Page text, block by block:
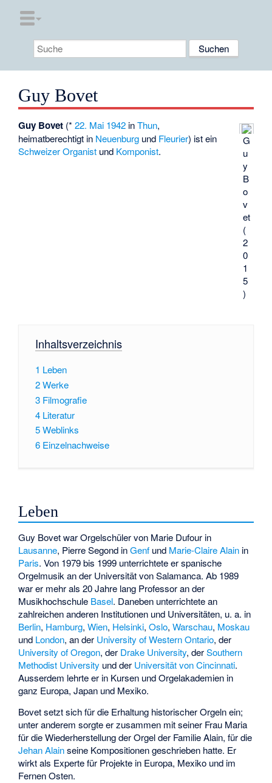
Guy Bovet
G
u
y
B
o
v
et
(
2
0
1
5
)
Guy Bovet (*22. Mai 1942 inThun,
heimatberechtigt in Neuenburg und Fleurier) ist ein
Schweizer Organist und Komponist.
Inhaltsverzeichnis
1 Leben
2Werke
3 Filmografie
4 Literatur
5Weblinks
6 Einzelnachweise
Leben
Guy Bovet war Orgelschüler von Marie Dufour in
Lausanne, Pierre Segond inGenf und Marie-Claire Alain in
Paris. Von 1979 bis 1999 unterrichtete er spanische
Orgelmusik an der Universität von Salamanca. Ab 1989
war er mehr als 20 Jahre lang Professor an der
Musikhochschule Basel. Daneben unterrichtete an
zahlreichen anderen Institutionen und Universitäten, u. a. in
Berlin, Hamburg,Wien, Helsinki,Oslo,Warschau, Moskau
und London, an der University of Western Ontario, der
University of Oregon, der Drake University, derSouthern
Methodist University und der Universität von Cincinnati.
Ausserdem lehrte er in Kursen und Orgelakademien in
ganz Europa, Japan und Mexiko.
Bovet setzt sich für die Erhaltung historischer Orgeln ein;
unter anderem sorgte er zusammen mit seiner Frau Maria
für die Wiederherstellung der Orgel der Familie Alain, für die
Jehan Alainseine Kompositionen geschrieben hatte. Er
wirkt als Experte für Projekte in Europa, Mexiko und im
Fernen Osten.